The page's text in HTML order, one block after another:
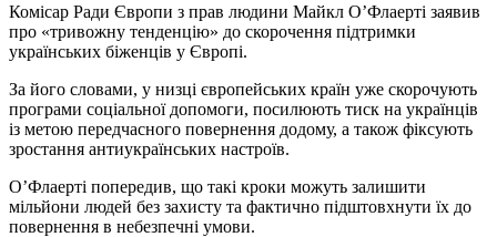
Комісар Ради Європи з прав людини Майкл О’Флаерті заявив
про «тривожну тенденцію» до скорочення підтримки
українських біженців у Європі.
За його словами, у низці європейських країн уже скорочують
програми соціальної допомоги, посилюють тиск на українців
із метою передчасного повернення додому, а також фіксують
зростання антиукраїнських настроїв.
О’Флаерті попередив, що такі кроки можуть залишити
мільйони людей без захисту та фактично підштовхнути їх до
повернення в небезпечні умови.